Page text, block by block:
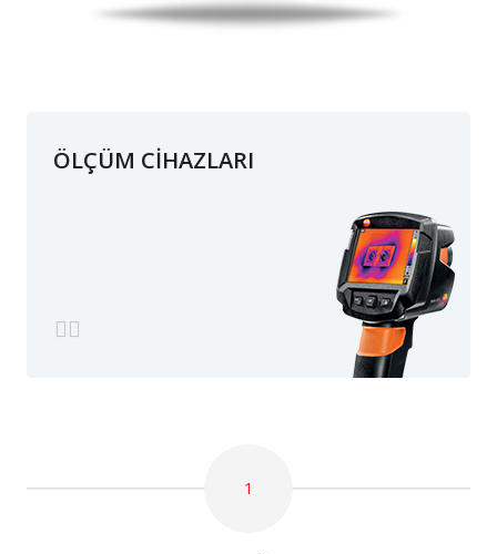
ÖLÇÜM CİHAZLARI
1